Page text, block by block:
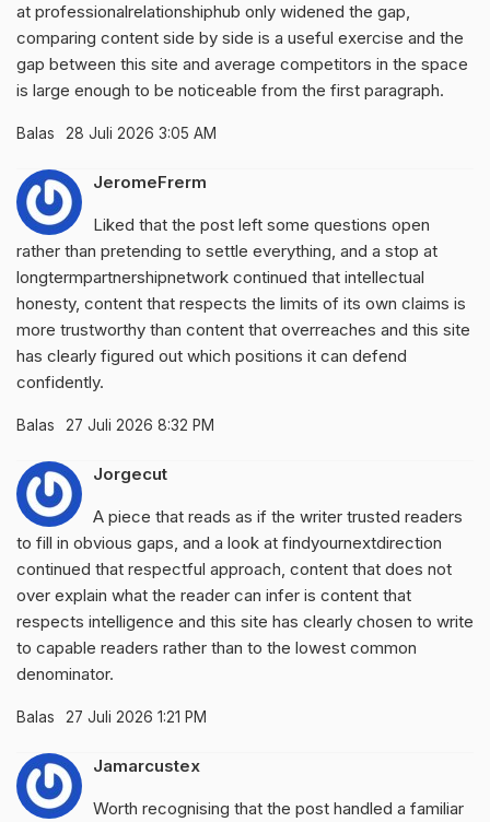
at professionalrelationshiphub only widened the gap,
comparing content side by side is a useful exercise and the
gap between this site and average competitors in the space
is large enough to be noticeable from the first paragraph.
Balas 28 Juli 2026 3:05 AM
JeromeFrerm
Liked that the post left some questions open
rather than pretending to settle everything, and a stop at
longtermpartnershipnetwork continued that intellectual
honesty, content that respects the limits of its own claims is
more trustworthy than content that overreaches and this site
has clearly figured out which positions it can defend
confidently.
Balas 27 Juli 2026 8:32 PM
Jorgecut
A piece that reads as if the writer trusted readers
to fill in obvious gaps, and a look at findyournextdirection
continued that respectful approach, content that does not
over explain what the reader can infer is content that
respects intelligence and this site has clearly chosen to write
to capable readers rather than to the lowest common
denominator.
Balas 27 Juli 2026 1:21 PM
Jamarcustex
Worth recognising that the post handled a familiar